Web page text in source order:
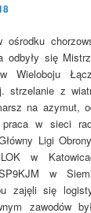
odbyły się
Wieloboju
strzelanie z
na azymut,
w sieci
Ligi
LOK w
w
zajęli się
zawodów